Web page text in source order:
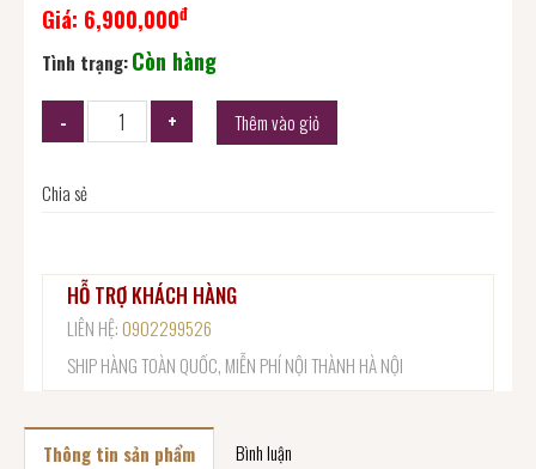
Giá: 6,900,000đ
Tình trạng:Còn hàng
Thêm vào giỏ
Chia sẻ
HỖ TRỢ KHÁCH HÀNG
LIÊN HỆ:0902299526
SHIP HÀNG TOÀN QUỐC, MIỄN PHÍ NỘI THÀNH HÀ NỘI
Thông tin sản phẩm Bình luận